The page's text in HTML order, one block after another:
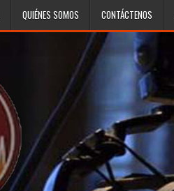
QUIÉNES SOMOS CONTÁCTENOS